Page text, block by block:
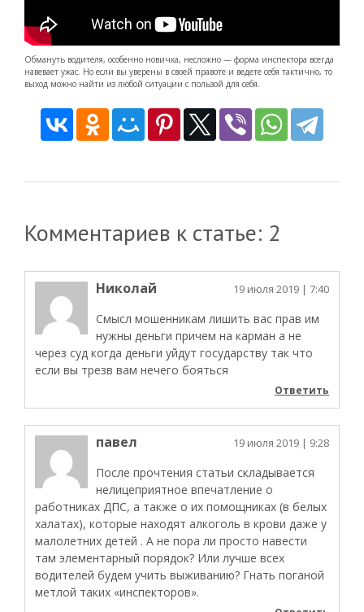
Обмануть водителя, особенно новичка, несложно — форма инспектора всегда
навевает ужас. Но если вы уверены в своей правоте и ведете себя тактично, то
выход можно найти из любой ситуации с пользой для себя.
Комментариев к статье: 2
Николай 19 июля 2019 | 7:40
Смысл мошенникам лишить вас прав им
нужны деньги причем на карман а не
через суд когда деньги уйдут государству так что
если вы трезв вам нечего бояться
Ответить
павел 19 июля 2019 | 9:28
После прочтения статьи складывается
нелицеприятное впечатление о
работниках ДПС, а также о их помощниках (в белых
халатах), которые находят алкоголь в крови даже у
малолетних детей . А не пора ли просто навести
там элементарный порядок? Или лучше всех
водителей будем учить выживанию? Гнать поганой
метлой таких «инспекторов».